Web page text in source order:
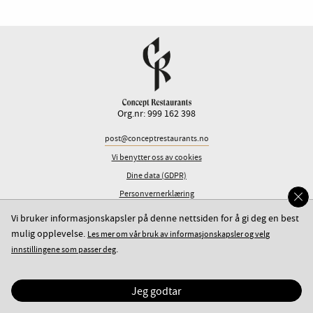
Org.nr: 999 162 398
post@conceptrestaurants.no
Vi benytter oss av cookies
Dine data (GDPR)
Personvernerklæring
Vi bruker informasjonskapsler på denne nettsiden for å gi deg en best
mulig opplevelse. Les mer om vår bruk av informasjonskapsler og velg
innstillingene som passer deg.
Jeg godtar